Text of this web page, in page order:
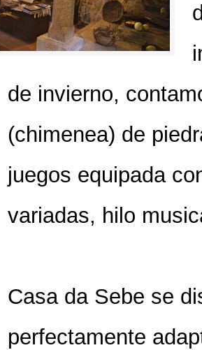
de invierno,
(chimenea) de
juegos equipada
variadas, hilo
Casa da Sebe se
perfectamente